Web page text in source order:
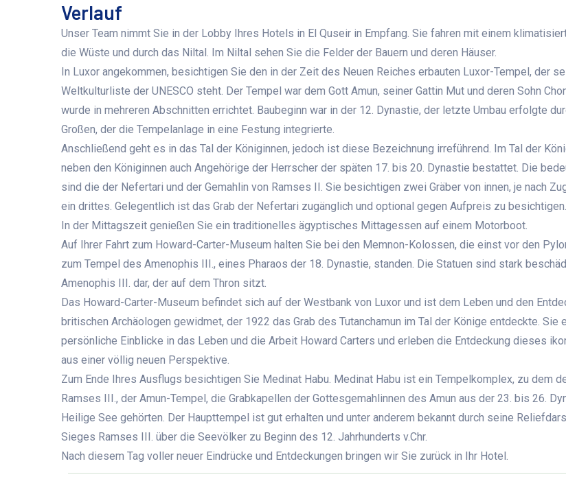
Verlauf
Unser Team nimmt Sie in der Lobby Ihres Hotels in El Quseir in Empfang. Sie fahren mit einem
die Wüste und durch das Niltal. Im Niltal sehen Sie die Felder der Bauern und deren Häuser.
In Luxor angekommen, besichtigen Sie den in der Zeit des Neuen Reiches erbauten Luxor-Tempel, der
Weltkulturliste der UNESCO steht. Der Tempel war dem Gott Amun, seiner Gattin Mut und deren Sohn
wurde in mehreren Abschnitten errichtet. Baubeginn war in der 12. Dynastie, der letzte Umbau erfolgte
Großen, der die Tempelanlage in eine Festung integrierte.
Anschließend geht es in das Tal der Königinnen, jedoch ist diese Bezeichnung irreführend. Im Tal der
neben den Königinnen auch Angehörige der Herrscher der späten 17. bis 20. Dynastie bestattet. Die
sind die der Nefertari und der Gemahlin von Ramses II. Sie besichtigen zwei Gräber von innen, je nach
ein drittes. Gelegentlich ist das Grab der Nefertari zugänglich und optional gegen Aufpreis zu besichtigen.
In der Mittagszeit genießen Sie ein traditionelles ägyptisches Mittagessen auf einem Motorboot.
Auf Ihrer Fahrt zum Howard-Carter-Museum halten Sie bei den Memnon-Kolossen, die einst vor den
zum Tempel des Amenophis III., eines Pharaos der 18. Dynastie, standen. Die Statuen sind stark
Amenophis III. dar, der auf dem Thron sitzt.
Das Howard-Carter-Museum befindet sich auf der Westbank von Luxor und ist dem Leben und den
britischen Archäologen gewidmet, der 1922 das Grab des Tutanchamun im Tal der Könige entdeckte. Sie
persönliche Einblicke in das Leben und die Arbeit Howard Carters und erleben die Entdeckung dieses
aus einer völlig neuen Perspektive.
Zum Ende Ihres Ausflugs besichtigen Sie Medinat Habu. Medinat Habu ist ein Tempelkomplex, zu dem
Ramses III., der Amun-Tempel, die Grabkapellen der Gottesgemahlinnen des Amun aus der 23. bis 26.
Heilige See gehörten. Der Haupttempel ist gut erhalten und unter anderem bekannt durch seine
Sieges Ramses III. über die Seevölker zu Beginn des 12. Jahrhunderts v.Chr.
Nach diesem Tag voller neuer Eindrücke und Entdeckungen bringen wir Sie zurück in Ihr Hotel.